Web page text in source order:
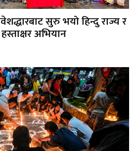
सुरु भयो हिन्दु राज्य र
अभियान